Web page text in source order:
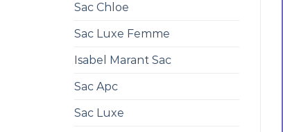
Sac Chloe
Sac Luxe Femme
Isabel Marant Sac
Sac Apc
Sac Luxe